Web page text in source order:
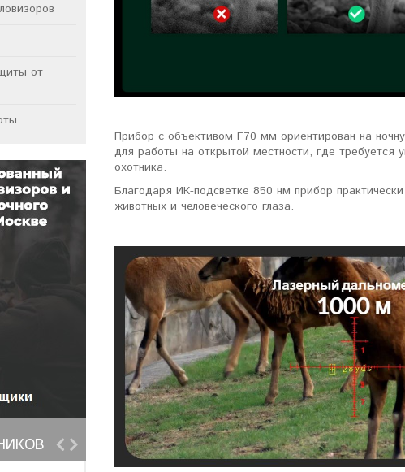
от
Прибор с объективом F70 мм ориентирован на
для работы на открытой местности, где требуется
охотника.
Благодаря ИК-подсветке 850 нм прибор
животных и человеческого глаза.